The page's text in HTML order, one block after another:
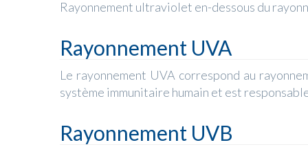
Rayonnement ultraviolet en-dessous du
Rayonnement UVA
Le rayonnement UVA correspond au
système immunitaire humain et est
Rayonnement UVB